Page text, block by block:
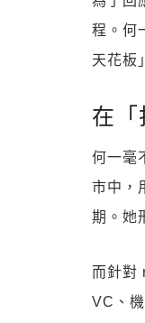
程。何
天花板
在
何一毫
市中，
期。她
而針對
VC、